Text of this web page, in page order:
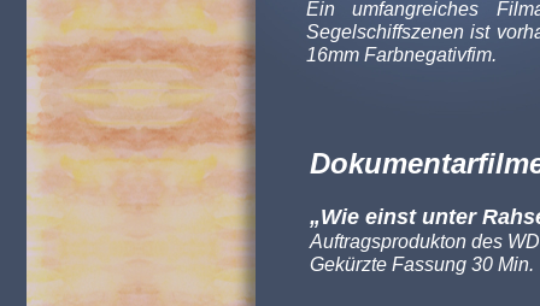
Ein umfangreiches
Segelschiffszenen ist
16mm Farbnegativfim.
„Wie einst unter
Auftragsprodukton des
Gekürzte Fassung 30 Min.